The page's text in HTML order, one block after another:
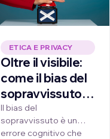
ETICA E PRIVACY
Oltre il visibile:
come il bias del
sopravvissuto
distorce l’analisi
dei dati
Il bias del
sopravvissuto è un
errore cognitivo che